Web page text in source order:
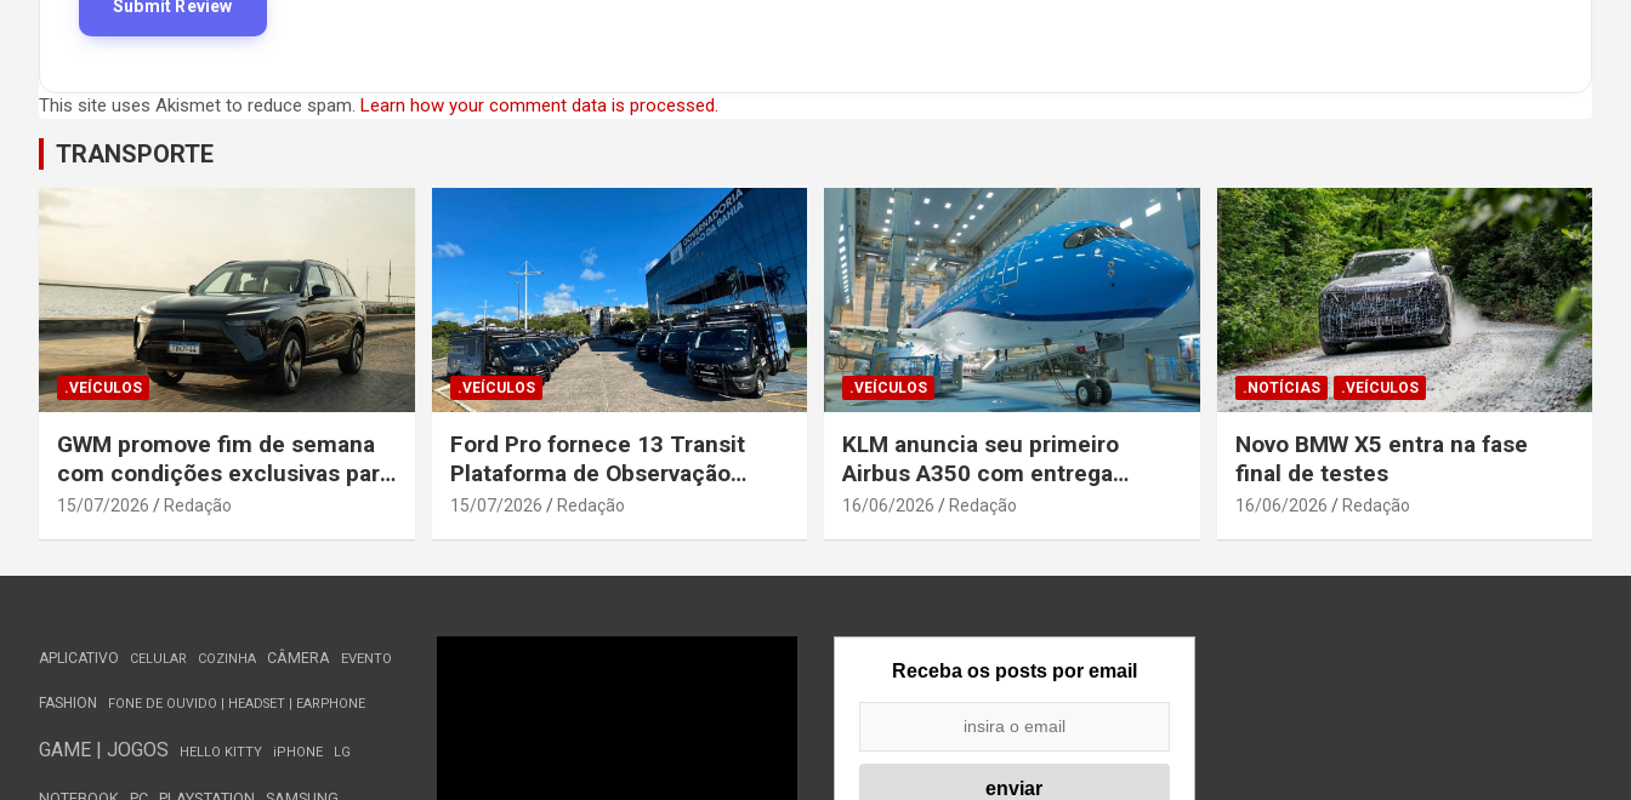
This site uses Akismet to reduce spam. Learn how your comment data is processed.
TRANSPORTE
.VEÍCULOS
GWM promove fim de semana
com condições exclusivas para
o Wey 07
15/07/2026 Redação
.VEÍCULOS
Ford Pro fornece 13 Transit
Plataforma de Observação
Elevada para a Secretaria de
15/07/2026 Redação
.VEÍCULOS
KLM anuncia seu primeiro
Airbus A350 com entrega
prevista até o fim de agosto
16/06/2026 Redação
.NOTÍCIAS .VEÍCULOS
Novo BMW X5 entra na fase
final de testes
16/06/2026 Redação
APLICATIVO CELULAR COZINHA CÂMERA EVENTO
FASHION FONE DE OUVIDO | HEADSET | EARPHONE
GAME | JOGOS HELLO KITTY iPHONE LG
Receba os posts por email